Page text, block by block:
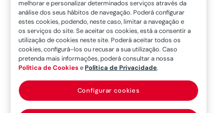
de condução mais segura.
Entre os vários sistemas de segurança
integrados em automóveis, um dos mais
populares é o sistema de controlo de tração,
mais conhecido pela sua sigla A-S-R.
Este tipo de sistema era mais comum, até há
melhorar e personalizar determinados serviços através da
análise dos seus hábitos de navegação. Poderá configurar
estes cookies, podendo, neste caso, limitar a navegação e
os serviços do site. Se aceitar os cookies, está a consentir a
utilização de cookies neste site. Poderá aceitar todos os
cookies, configurá-los ou recusar a sua utilização. Caso
pretenda mais informações, poderá consultar a nossa
Política de CookiesePolítica de Privacidade.
Configurar cookies